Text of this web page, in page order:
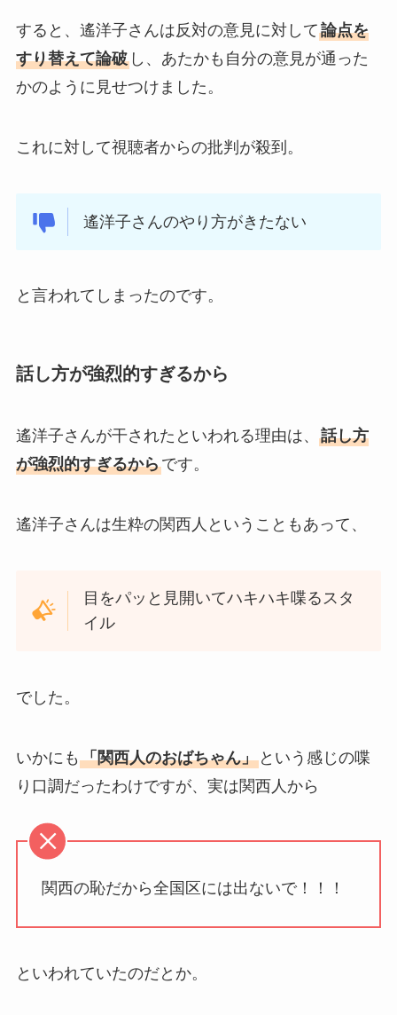
すると、遙洋子さんは反対の意見に対して論点を
すり替えて論破し、あたかも自分の意見が通った
かのように見せつけました。
これに対して視聴者からの批判が殺到。
遙洋子さんのやり方がきたない
と言われてしまったのです。
話し方が強烈的すぎるから
遙洋子さんが干されたといわれる理由は、 話し方
が強烈的すぎるからです。
遙洋子さんは生粋の関西人ということもあって、
目をパッと見開いてハキハキ喋るスタ
イル
でした。
いかにも 「関西人のおばちゃん」という感じの喋
り口調だったわけですが、実は関西人から
関西の恥だから全国区には出ないで！！！
といわれていたのだとか。